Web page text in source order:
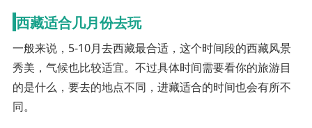
西藏适合几月份去玩
一般来说，5-10月去西藏最合适，这个时间段的西藏风景
秀美，气候也比较适宜。不过具体时间需要看你的旅游目
的是什么，要去的地点不同，进藏适合的时间也会有所不
同。